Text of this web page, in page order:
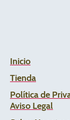
Inicio
Tienda
Política de
Aviso Legal